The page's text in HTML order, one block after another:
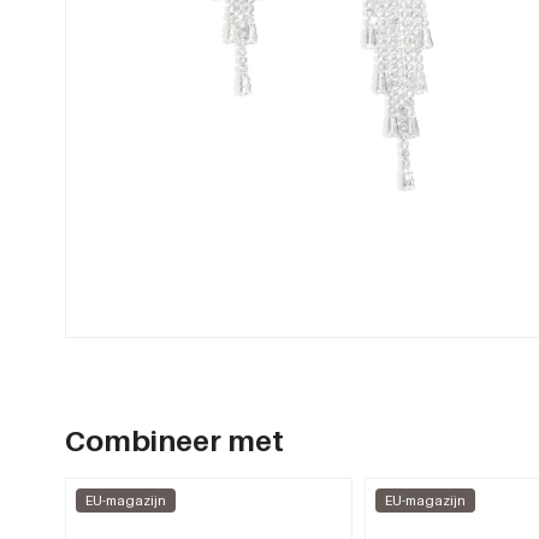
Combineer met
EU-magazijn EU-magazijn